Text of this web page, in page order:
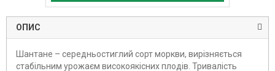
ОПИС
Шантане – середньостиглий сорт моркви, вирізняється
стабільним урожаєм високоякісних плодів. Тривалість